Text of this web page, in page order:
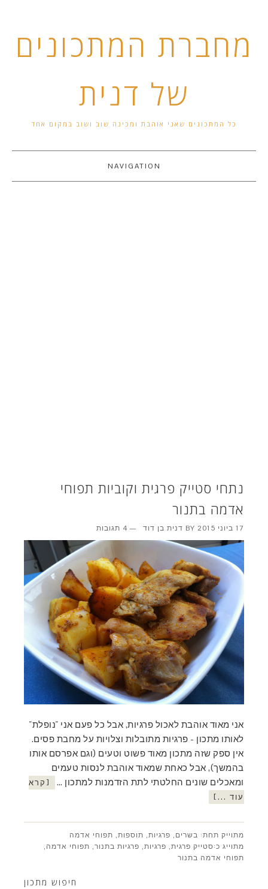
מחברת המתכונים
של דנית
כל המתכונים שאני אוהבת ומכינה שוב ושוב במקום אחד
NAVIGATION
נתחי סטייק פרגית וקוביות תפוחי
אדמה בתנור
17 ביוני 2015 דנית בן דוד 4 תגובות
אני מאוד אוהבת לאכול פרגיות, אבל כל פעם אני "נופלת"
לאותו מתכון - פרגיות מתובלות וצלויות על מחבת פסים.
אין ספק שזה מתכון מאוד פשוט וטעים (וגם אפרסם אותו
בהמשך), אבל כאחת שמאוד אוהבת לנסות טעמים
ומאכלים שונים החלטתי לתת הזדמנות למתכון …
[קרא
עוד ...]
מתוייק תחת: בשרים, פרגיות, תוספות, תפוחי אדמה
מתוייג כ:סטייק פרגית, פרגיות, פרגיות בתנור, תפוחי אדמה,
תפוחי אדמה בתנור
חיפוש מתכון